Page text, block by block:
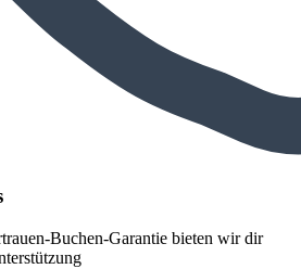
Buchen-Garantie bieten wir dir